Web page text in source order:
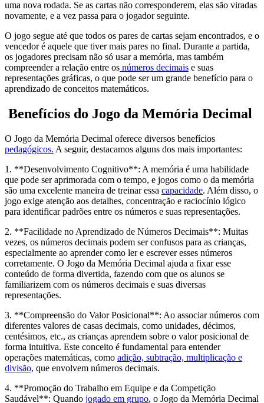
uma nova rodada. Se as cartas não corresponderem, elas são viradas
novamente, e a vez passa para o jogador seguinte.
O jogo segue até que todos os pares de cartas sejam encontrados, e o
vencedor é aquele que tiver mais pares no final. Durante a partida,
os jogadores precisam não só usar a memória, mas também
compreender a relação entre os números decimais e suas
representações gráficas, o que pode ser um grande benefício para o
aprendizado de conceitos matemáticos.
Benefícios do Jogo da Memória Decimal
O Jogo da Memória Decimal oferece diversos benefícios
pedagógicos. A seguir, destacamos alguns dos mais importantes:
1. **Desenvolvimento Cognitivo**: A memória é uma habilidade
que pode ser aprimorada com o tempo, e jogos como o da memória
são uma excelente maneira de treinar essa capacidade. Além disso, o
jogo exige atenção aos detalhes, concentração e raciocínio lógico
para identificar padrões entre os números e suas representações.
2. **Facilidade no Aprendizado de Números Decimais**: Muitas
vezes, os números decimais podem ser confusos para as crianças,
especialmente ao aprender como ler e escrever esses números
corretamente. O Jogo da Memória Decimal ajuda a fixar esse
conteúdo de forma divertida, fazendo com que os alunos se
familiarizem com os números decimais e suas diversas
representações.
3. **Compreensão do Valor Posicional**: Ao associar números com
diferentes valores de casas decimais, como unidades, décimos,
centésimos, etc., as crianças aprendem sobre o valor posicional de
forma intuitiva. Este conceito é fundamental para entender
operações matemáticas, como adição, subtração, multiplicação e
divisão, que envolvem números decimais.
4. **Promoção do Trabalho em Equipe e da Competição
Saudável**: Quando jogado em grupo, o Jogo da Memória Decimal